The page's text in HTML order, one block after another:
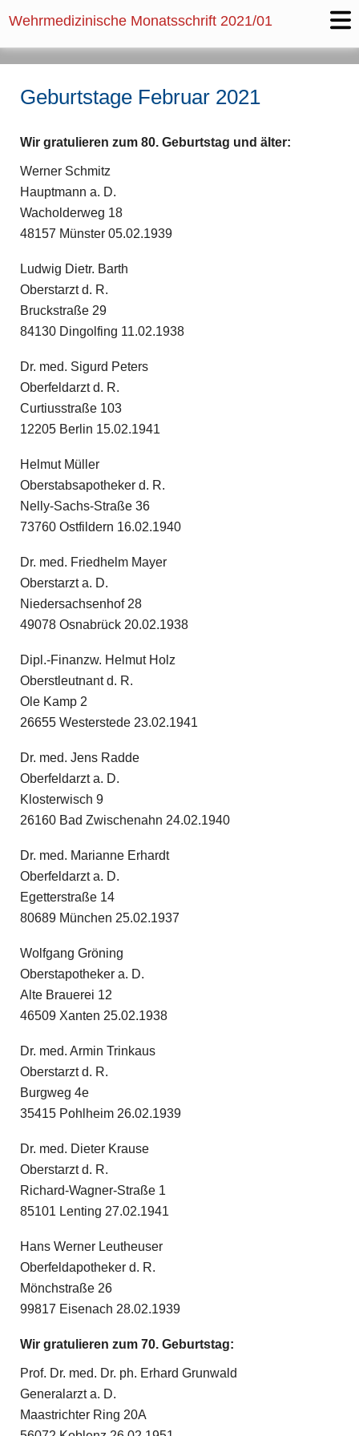
Wehrmedizinische Monatsschrift 2021/01
Geburtstage Februar 2021
Wir gratulieren zum 80. Geburtstag und älter:
Werner Schmitz
Hauptmann a. D.
Wacholderweg 18
48157 Münster 05.02.1939
Ludwig Dietr. Barth
Oberstarzt d. R.
Bruckstraße 29
84130 Dingolfing 11.02.1938
Dr. med. Sigurd Peters
Oberfeldarzt d. R.
Curtiusstraße 103
12205 Berlin 15.02.1941
Helmut Müller
Oberstabsapotheker d. R.
Nelly-Sachs-Straße 36
73760 Ostfildern 16.02.1940
Dr. med. Friedhelm Mayer
Oberstarzt a. D.
Niedersachsenhof 28
49078 Osnabrück 20.02.1938
Dipl.-Finanzw. Helmut Holz
Oberstleutnant d. R.
Ole Kamp 2
26655 Westerstede 23.02.1941
Dr. med. Jens Radde
Oberfeldarzt a. D.
Klosterwisch 9
26160 Bad Zwischenahn 24.02.1940
Dr. med. Marianne Erhardt
Oberfeldarzt a. D.
Egetterstraße 14
80689 München 25.02.1937
Wolfgang Gröning
Oberstapotheker a. D.
Alte Brauerei 12
46509 Xanten 25.02.1938
Dr. med. Armin Trinkaus
Oberstarzt d. R.
Burgweg 4e
35415 Pohlheim 26.02.1939
Dr. med. Dieter Krause
Oberstarzt d. R.
Richard-Wagner-Straße 1
85101 Lenting 27.02.1941
Hans Werner Leutheuser
Oberfeldapotheker d. R.
Mönchstraße 26
99817 Eisenach 28.02.1939
Wir gratulieren zum 70. Geburtstag:
Prof. Dr. med. Dr. ph. Erhard Grunwald
Generalarzt a. D.
Maastrichter Ring 20A